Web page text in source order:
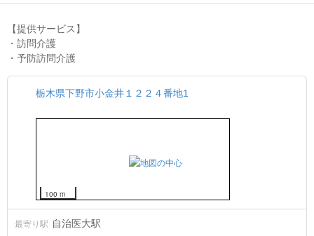
【提供サービス】
・訪問介護
・予防訪問介護
栃木県下野市小金井１２２４番地1
100 m
最寄り駅 自治医大駅